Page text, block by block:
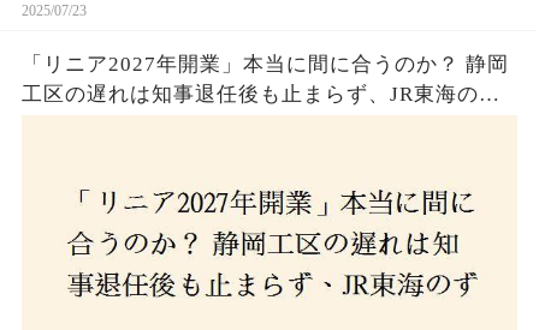
2025/07/23
「リニア2027年開業」本当に間に合うのか？ 静岡
工区の遅れは知事退任後も止まらず、JR東海のず